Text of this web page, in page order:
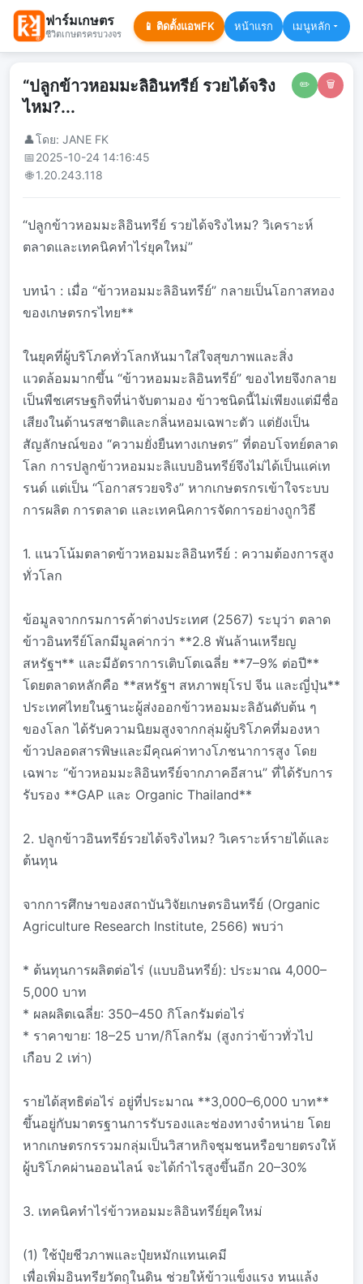
ฟาร์มเกษตร
ชีวิตเกษตรครบวงจร
📱 ติดตั้งแอพFK หน้าแรก เมนูหลัก
✏️ 🗑️
“ปลูกข้าวหอมมะลิอินทรีย์ รวยได้จริง
ไหม?...
👤โดย: JANE FK
📅2025-10-24 14:16:45
🌐 1.20.243.118
“ปลูกข้าวหอมมะลิอินทรีย์ รวยได้จริงไหม? วิเคราะห์
ตลาดและเทคนิคทำไร่ยุคใหม่”
บทนำ : เมื่อ “ข้าวหอมมะลิอินทรีย์” กลายเป็นโอกาสทอง
ของเกษตรกรไทย**
ในยุคที่ผู้บริโภคทั่วโลกหันมาใส่ใจสุขภาพและสิ่ง
แวดล้อมมากขึ้น “ข้าวหอมมะลิอินทรีย์” ของไทยจึงกลาย
เป็นพืชเศรษฐกิจที่น่าจับตามอง ข้าวชนิดนี้ไม่เพียงแต่มีชื่อ
เสียงในด้านรสชาติและกลิ่นหอมเฉพาะตัว แต่ยังเป็น
สัญลักษณ์ของ “ความยั่งยืนทางเกษตร” ที่ตอบโจทย์ตลาด
โลก การปลูกข้าวหอมมะลิแบบอินทรีย์จึงไม่ได้เป็นแค่เท
รนด์ แต่เป็น “โอกาสรวยจริง” หากเกษตรกรเข้าใจระบบ
การผลิต การตลาด และเทคนิคการจัดการอย่างถูกวิธี
1. แนวโน้มตลาดข้าวหอมมะลิอินทรีย์ : ความต้องการสูง
ทั่วโลก
ข้อมูลจากกรมการค้าต่างประเทศ (2567) ระบุว่า ตลาด
ข้าวอินทรีย์โลกมีมูลค่ากว่า **2.8 พันล้านเหรียญ
สหรัฐฯ** และมีอัตราการเติบโตเฉลี่ย **7–9% ต่อปี**
โดยตลาดหลักคือ **สหรัฐฯ สหภาพยุโรป จีน และญี่ปุ่น**
ประเทศไทยในฐานะผู้ส่งออกข้าวหอมมะลิอันดับต้น ๆ
ของโลก ได้รับความนิยมสูงจากกลุ่มผู้บริโภคที่มองหา
ข้าวปลอดสารพิษและมีคุณค่าทางโภชนาการสูง โดย
เฉพาะ “ข้าวหอมมะลิอินทรีย์จากภาคอีสาน” ที่ได้รับการ
รับรอง **GAP และ Organic Thailand**
2. ปลูกข้าวอินทรีย์รวยได้จริงไหม? วิเคราะห์รายได้และ
ต้นทุน
จากการศึกษาของสถาบันวิจัยเกษตรอินทรีย์ (Organic
Agriculture Research Institute, 2566) พบว่า
* ต้นทุนการผลิตต่อไร่ (แบบอินทรีย์): ประมาณ 4,000–
5,000 บาท
* ผลผลิตเฉลี่ย: 350–450 กิโลกรัมต่อไร่
* ราคาขาย: 18–25 บาท/กิโลกรัม (สูงกว่าข้าวทั่วไป
เกือบ 2 เท่า)
รายได้สุทธิต่อไร่ อยู่ที่ประมาณ **3,000–6,000 บาท**
ขึ้นอยู่กับมาตรฐานการรับรองและช่องทางจำหน่าย โดย
หากเกษตรกรรวมกลุ่มเป็นวิสาหกิจชุมชนหรือขายตรงให้
ผู้บริโภคผ่านออนไลน์ จะได้กำไรสูงขึ้นอีก 20–30%
3. เทคนิคทำไร่ข้าวหอมมะลิอินทรีย์ยุคใหม่
(1) ใช้ปุ๋ยชีวภาพและปุ๋ยหมักแทนเคมี
เพื่อเพิ่มอินทรียวัตถุในดิน ช่วยให้ข้าวแข็งแรง ทนแล้ง